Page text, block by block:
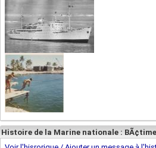
Histoire de la Marine nationale :